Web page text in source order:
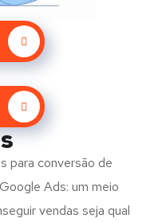
para conversão de
Ads: um meio
vendas seja qual